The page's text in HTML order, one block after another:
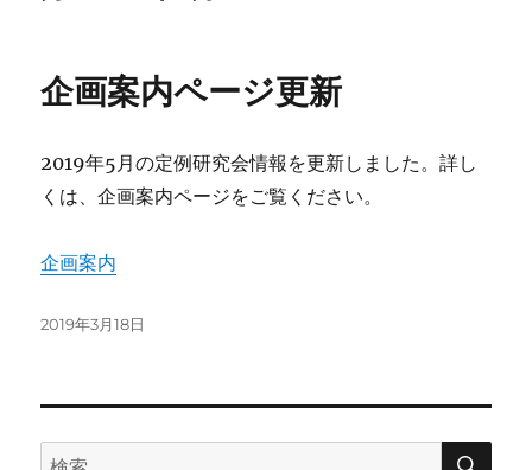
企画案内ページ更新
2019年5月の定例研究会情報を更新しました。詳し
くは、企画案内ページをご覧ください。
企画案内
投
2019年3月18日
検
検